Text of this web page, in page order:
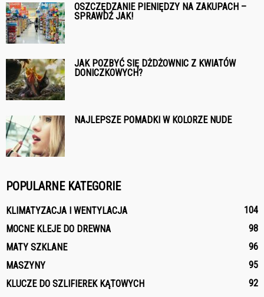
OSZCZĘDZANIE PIENIĘDZY NA ZAKUPACH –
SPRAWDŹ JAK!
JAK POZBYĆ SIĘ DŻDŻOWNIC Z KWIATÓW
DONICZKOWYCH?
NAJLEPSZE POMADKI W KOLORZE NUDE
POPULARNE KATEGORIE
KLIMATYZACJA I WENTYLACJA
104
MOCNE KLEJE DO DREWNA
98
MATY SZKLANE
96
MASZYNY
95
KLUCZE DO SZLIFIEREK KĄTOWYCH
92